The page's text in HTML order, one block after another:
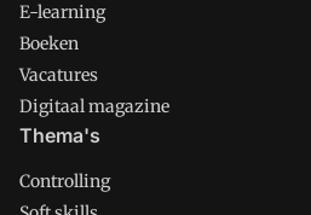
E-learning
Boeken
Vacatures
Digitaal magazine
Thema's
Controlling